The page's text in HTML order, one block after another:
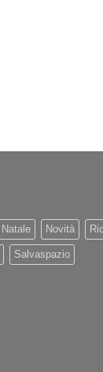
Natale Novità
Salvaspazio